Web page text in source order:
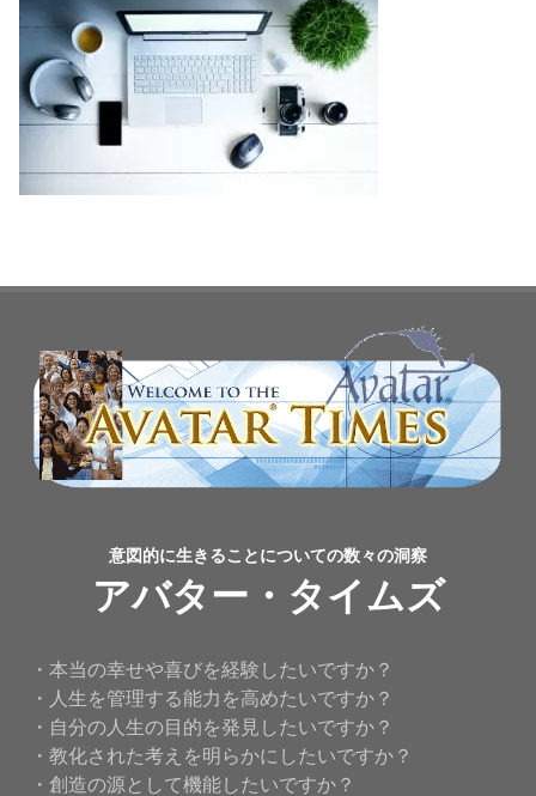
意図的に生きることについての数々の洞察
アバター・タイムズ
・本当の幸せや喜びを経験したいですか？
・人生を管理する能力を高めたいですか？
・自分の人生の目的を発見したいですか？
・教化された考えを明らかにしたいですか？
・創造の源として機能したいですか？